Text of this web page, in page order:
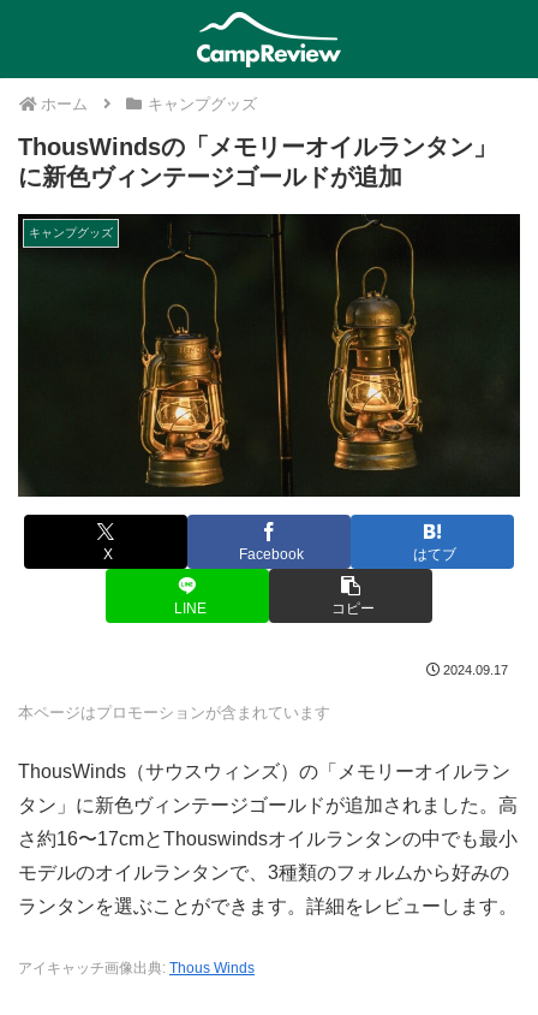
ホーム キャンプグッズ
ThousWindsの「メモリーオイルランタン」
に新色ヴィンテージゴールドが追加
キャンプグッズ
X Facebook はてブ
LINE コピー
2024.09.17
本ページはプロモーションが含まれています
ThousWinds（サウスウィンズ）の「メモリーオイルラン
タン」に新色ヴィンテージゴールドが追加されました。高
さ約16〜17cmとThouswindsオイルランタンの中でも最小
モデルのオイルランタンで、3種類のフォルムから好みの
ランタンを選ぶことができます。詳細をレビューします。
アイキャッチ画像出典: Thous Winds